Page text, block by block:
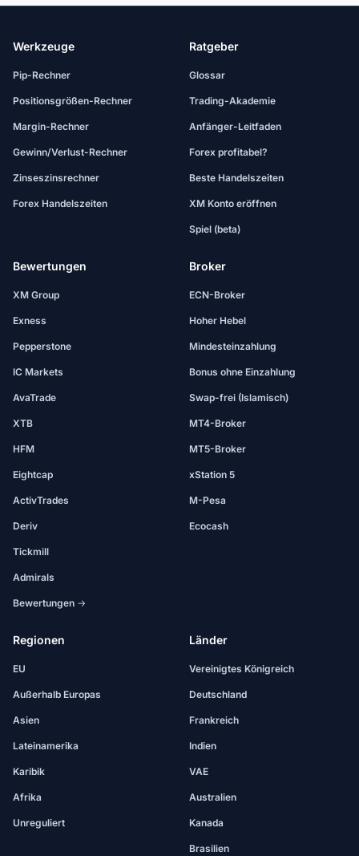
Werkzeuge
Pip-Rechner
Positionsgrößen-Rechner
Margin-Rechner
Gewinn/Verlust-Rechner
Zinseszinsrechner
Forex Handelszeiten
Ratgeber
Glossar
Trading-Akademie
Anfänger-Leitfaden
Forex profitabel?
Beste Handelszeiten
XM Konto eröffnen
Spiel (beta)
Bewertungen
XM Group
Exness
Pepperstone
IC Markets
AvaTrade
XTB
HFM
Eightcap
ActivTrades
Deriv
Tickmill
Admirals
Bewertungen →
Broker
ECN-Broker
Hoher Hebel
Mindesteinzahlung
Bonus ohne Einzahlung
Swap-frei (Islamisch)
MT4-Broker
MT5-Broker
xStation 5
M-Pesa
Ecocash
Regionen
EU
Außerhalb Europas
Asien
Lateinamerika
Karibik
Afrika
Unreguliert
Länder
Vereinigtes Königreich
Deutschland
Frankreich
Indien
VAE
Australien
Kanada
Brasilien